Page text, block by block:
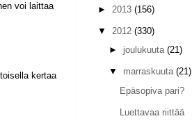
voi laittaa
kertaa
► 2013 (156)
▼ 2012 (330)
► joulukuuta (21)
▼ marraskuuta (21)
Epäsopiva pari?
Luettavaa riittää